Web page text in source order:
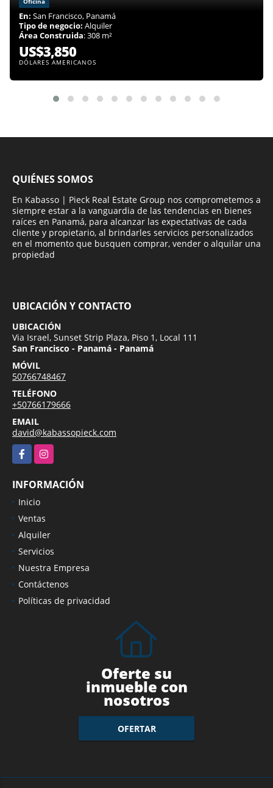
En: San Francisco, Panamá
Tipo de negocio: Alquiler
Área Construida: 308 m²
US$3,850
DÓLARES AMERICANOS
QUIÉNES SOMOS
En Kabasso | Pieck Real Estate Group nos comprometemos a
siempre estar a la vanguardia de las tendencias en bienes
raíces en Panamá, para alcanzar las expectativas de cada
cliente y propietario, al brindarles servicios personalizados
en el momento que busquen comprar, vender o alquilar una
propiedad
UBICACIÓN Y CONTACTO
UBICACIÓN
Via Israel, Sunset Strip Plaza, Piso 1, Local 111
San Francisco - Panamá - Panamá
MÓVIL
50766748467
TELÉFONO
+50766179666
EMAIL
david@kabassopieck.com
FacebookInstagram
INFORMACIÓN
Inicio
Ventas
Alquiler
Servicios
Nuestra Empresa
Contáctenos
Políticas de privacidad
Oferte su
inmueble con
nosotros
OFERTAR